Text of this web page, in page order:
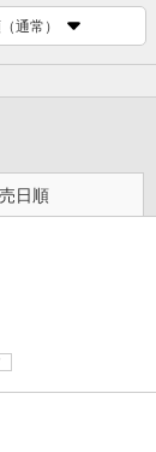
通常）
日順